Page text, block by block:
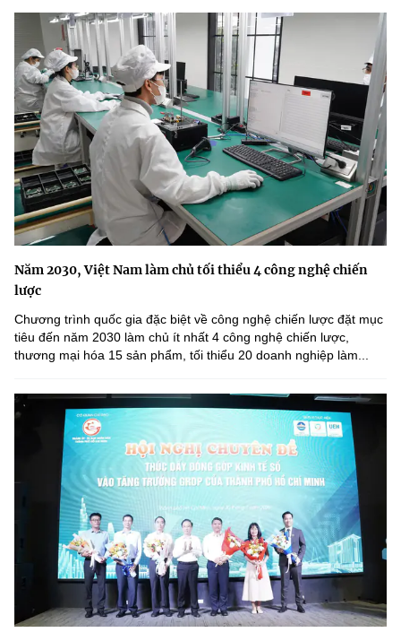
Năm 2030, Việt Nam làm chủ tối thiểu 4 công nghệ chiến
lược
Chương trình quốc gia đặc biệt về công nghệ chiến lược đặt mục
tiêu đến năm 2030 làm chủ ít nhất 4 công nghệ chiến lược,
thương mại hóa 15 sản phẩm, tối thiểu 20 doanh nghiệp làm...